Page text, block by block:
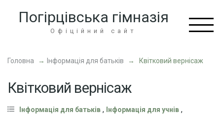
Enter)
Погірцівська гімназія
Офіційний сайт
Головна → Інформація для батьків → Квітковий вернісаж
Квітковий вернісаж
Інформація для батьків , Інформація для учнів ,